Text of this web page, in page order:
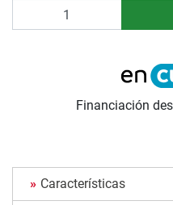
Financiación
Características